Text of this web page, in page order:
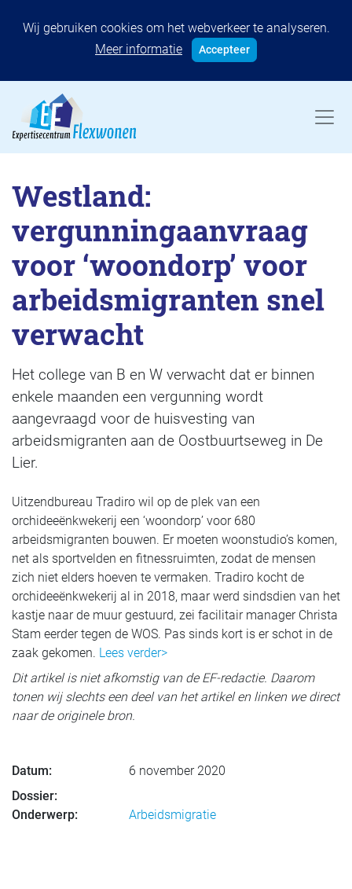
Wij gebruiken cookies om het webverkeer te analyseren.
Meer informatie
Accepteer
Westland:
vergunningaanvraag
voor ‘woondorp’ voor
arbeidsmigranten snel
verwacht
Het college van B en W verwacht dat er binnen
enkele maanden een vergunning wordt
aangevraagd voor de huisvesting van
arbeidsmigranten aan de Oostbuurtseweg in De
Lier.
Uitzendbureau Tradiro wil op de plek van een
orchideeënkwekerij een ‘woondorp’ voor 680
arbeidsmigranten bouwen. Er moeten woonstudio’s komen,
net als sportvelden en fitnessruimten, zodat de mensen
zich niet elders hoeven te vermaken. Tradiro kocht de
orchideeënkwekerij al in 2018, maar werd sindsdien van het
kastje naar de muur gestuurd, zei facilitair manager Christa
Stam eerder tegen de WOS. Pas sinds kort is er schot in de
zaak gekomen. Lees verder>
Dit artikel is niet afkomstig van de EF-redactie. Daarom
tonen wij slechts een deel van het artikel en linken we direct
naar de originele bron.
Datum:
6 november 2020
Dossier:
Onderwerp:
Arbeidsmigratie